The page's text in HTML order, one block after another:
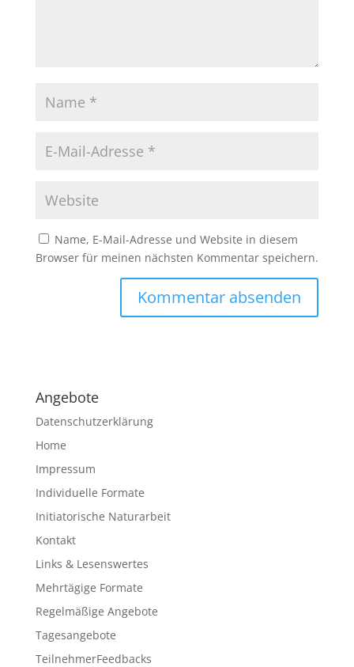
Name, E-Mail-Adresse und Website in diesem
Browser für meinen nächsten Kommentar speichern.
r
n
t
i
v
Angebote
Datenschutzerklärung
Home
Impressum
Individuelle Formate
Initiatorische Naturarbeit
Kontakt
Links & Lesenswertes
Mehrtägige Formate
Regelmäßige Angebote
Tagesangebote
TeilnehmerFeedbacks